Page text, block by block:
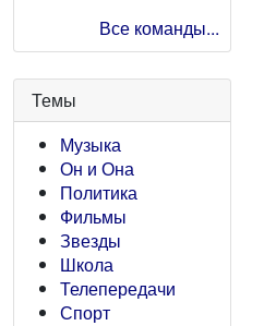
Все команды...
Темы
Музыка
Он и Она
Политика
Фильмы
Звезды
Школа
Телепередачи
Спорт